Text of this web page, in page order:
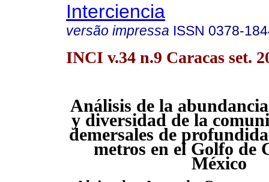
Interciencia
versão impressa ISSN 0378-
INCI v.34 n.9 Caracas set.
Análisis de la
y diversidad de la
demersales de
metros en el Golfo de
México